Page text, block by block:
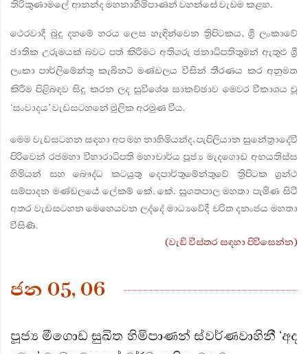
තිරිකුණාමලේ ආනන්ද මහනාහිමිපාණන් වහන්සේ වැඩම කළහ.
ථෙරවාදී බුදු දහමේ හරය ලෙස හැඳින්වෙන ත්‍රිපිටකය, ශ්‍රී ලංකාවේ
ජාතික උරුමයක් බවට පත් කිරීමට අතිගරු ජනාධිපතිතුමන් ඇතුළු ශ්‍රී
ලංකා පාර්ලිමේන්තු කැබිනට් මණ්ඩලය විසින් තීරණය කර අනුමත
කිරීම පිළිබඳව සිදු කරන ලද සුවිශේෂ සාකච්ඡාව මෙවර විකාශය වූ
‘සංවාදය’ වැඩසටහනේ මුලික අරමුණ විය.
මෙම වැඩසටහන සඳහා අප මහ නාහිමියන්ද, පැපිලියාන සුනේත්‍රාදේවි
පිරිවෙන් රජමහා විහාරාධිපති මහාචාර්ය පූජ්‍ය මැදගොඩ අභයතිස්ස
හිමියන් සහ බෞද්ධ කටයුතු දෙපාර්තුමේන්තුවේ ත්‍රිපිටක ග්‍රන්ථ
සම්පාදන මණ්ඩලයේ ලේකම් කේ. කේ. සුගතපාල මහතා පැමිණ සිටි
අතර වැඩසටහන මෙහෙයවන ලද්දේ මාධ්‍යවේදී චරිත දනංජය මහතා
විසිණි.
(වැඩි විස්තර සඳහා පිවිසෙන්න)
ජන 05, 06
පූජ්‍ය මීගොඩ සුඛිත හිමිපාණන් ස්වර්ණවාහිනී ‘අද